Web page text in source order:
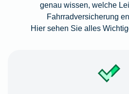
genau wissen, welche
Fahrradversicherung
Hier sehen Sie alles